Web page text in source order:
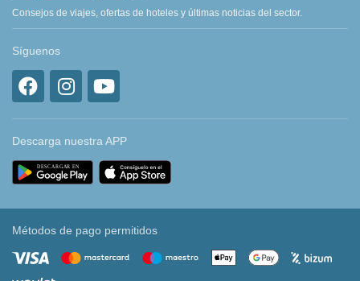
Consejos de viajes, ofertas de hoteles y últimas noticias del sector.
Síguenos
Descarga nuestra APP
Métodos de pago permitidos